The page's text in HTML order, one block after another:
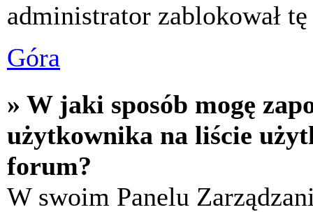
administrator zablokował
Góra
» W jaki sposób mogę
użytkownika na liście
forum?
W swoim Panelu